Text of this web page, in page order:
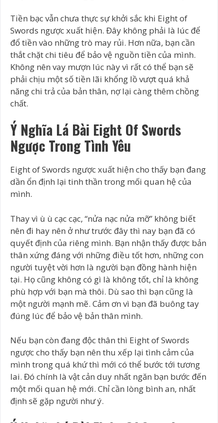
Tiền bạc vẫn chưa thực sự khởi sắc khi Eight of
Swords ngược xuất hiện. Đây không phải là lúc để
đổ tiền vào những trò may rủi. Hơn nữa, bạn cần
thắt chặt chi tiêu để bảo vệ nguồn tiền của mình.
Không nên vay mượn lúc này vì rất có thể bạn sẽ
phải chịu một số tiền lãi khổng lồ vượt quá khả
năng chi trả của bản thân, nợ lại càng thêm chồng
chất.
Ý Nghĩa Lá Bài Eight Of Swords
Ngược Trong Tình Yêu
Eight of Swords ngược xuất hiện cho thấy bạn đang
dần ổn định lại tinh thần trong mối quan hệ của
mình.
Thay vì ù ù cạc cạc, “nửa nạc nửa mỡ” không biết
nên đi hay nên ở như trước đây thì nay bạn đã có
quyết định của riêng mình. Bạn nhận thấy được bản
thân xứng đáng với những điều tốt hơn, những con
người tuyệt vời hơn là người bạn đồng hành hiện
tại. Họ cũng không có gì là không tốt, chỉ là không
phù hợp với bạn mà thôi. Dù sao thì bạn cũng là
một người mạnh mẽ. Cảm ơn vì bạn đã buông tay
đúng lúc để bảo vệ bản thân mình.
Nếu bạn còn đang độc thân thì Eight of Swords
ngược cho thấy bạn nên thu xếp lại tình cảm của
mình trong quá khứ thì mới có thể bước tới tương
lai. Đó chính là vật cản duy nhất ngăn bạn bước đến
một mối quan hệ mới. Chỉ cần lòng bình an, nhất
định sẽ gặp người như ý.